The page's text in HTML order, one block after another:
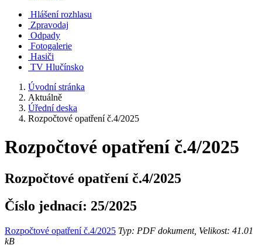
Hlášení rozhlasu
Zpravodaj
Odpady
Fotogalerie
Hasiči
TV Hlučínsko
Úvodní stránka
Aktuálně
Úřední deska
Rozpočtové opatření č.4/2025
Rozpočtové opatření č.4/2025
Rozpočtové opatření č.4/2025
Číslo jednací: 25/2025
Rozpočtové opatření č.4/2025 Typ: PDF dokument, Velikost: 41.01
kB